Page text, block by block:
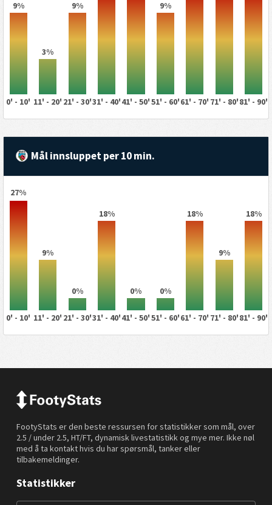
9%
3%
9% 9%
0' - 10' 11' - 20' 21' - 30'31' - 40'41' - 50'51' - 60'61' - 70' 71' - 80'81' - 90'
Mål innsluppet per 10 min.
27%
9%
0%
18%
0% 0%
18%
9%
18%
0' - 10' 11' - 20' 21' - 30'31' - 40'41' - 50'51' - 60'61' - 70' 71' - 80'81' - 90'
FootyStats er den beste ressursen for statistikker som mål, over
2.5 / under 2.5, HT/FT, dynamisk livestatistikk og mye mer. Ikke nøl
med å ta kontakt hvis du har spørsmål, tanker eller
tilbakemeldinger.
Statistikker